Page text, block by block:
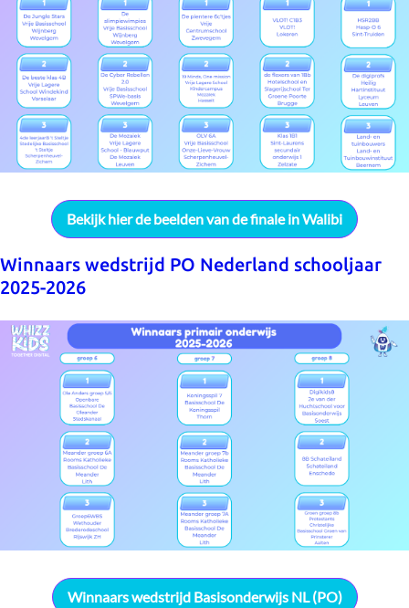
Bekijk hier de beelden van de finale in Walibi
Winnaars wedstrijd PO Nederland schooljaar
2025-2026
Winnaars wedstrijd Basisonderwijs NL (PO)